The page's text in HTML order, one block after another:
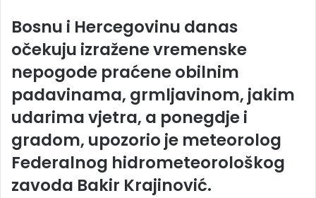
Bosnu i Hercegovinu danas
očekuju izražene vremenske
nepogode praćene obilnim
padavinama, grmljavinom, jakim
udarima vjetra, a ponegdje i
gradom, upozorio je meteorolog
Federalnog hidrometeorološkog
zavoda Bakir Krajinović.